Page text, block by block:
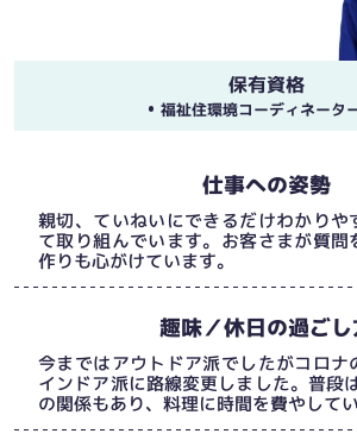
保有資格
福祉住環境コーディネータ
仕事への姿勢
親切、ていねいにできるだけわかりや
て取り組んでいます。お客さまが質問
作りも心がけています。
趣味／休日の過ごし
今まではアウトドア派でしたがコロナ
インドア派に路線変更しました。普段
の関係もあり、料理に時間を費やしてい